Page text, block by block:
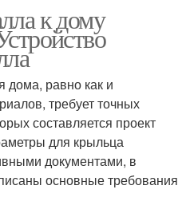
к дому
дома, равно как и
требует точных
составляется проект
для крыльца
документами, в
основные требования